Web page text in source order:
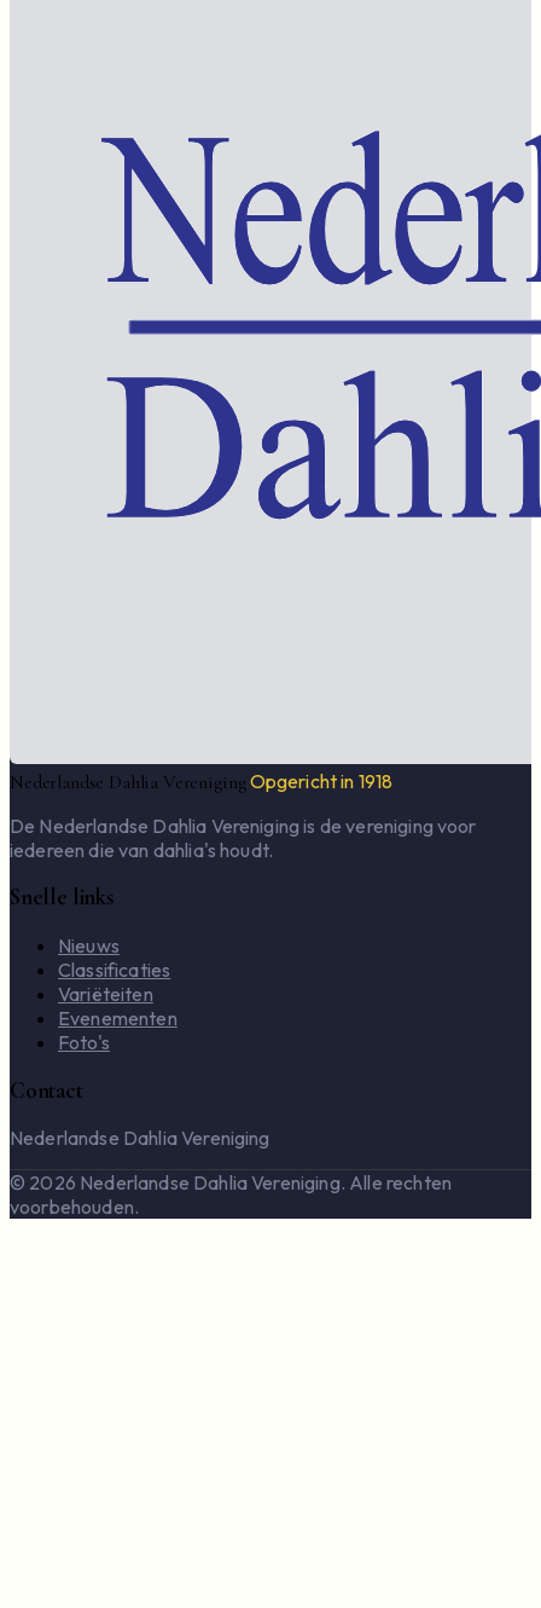
Nederlandse Dahlia VerenigingOpgericht in 1918
De Nederlandse Dahlia Vereniging is de vereniging voor
iedereen die van dahlia's houdt.
Snelle links
Nieuws
Classificaties
Variëteiten
Evenementen
Foto's
Contact
Nederlandse Dahlia Vereniging
© 2026 Nederlandse Dahlia Vereniging. Alle rechten
voorbehouden.